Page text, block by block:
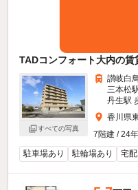
TADコンフォート大内の賃
すべての写真
讃岐白
三本松
丹生駅
香川県
7階建 / 24
駐車場あり
駐輪場あり 宅